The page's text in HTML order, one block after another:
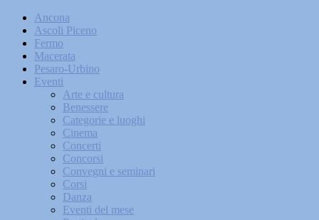
Ancona
Ascoli Piceno
Fermo
Macerata
Pesaro-Urbino
Eventi
Arte e cultura
Benessere
Categorie e luoghi
Cinema
Concerti
Concorsi
Convegni e seminari
Corsi
Danza
Eventi del mese